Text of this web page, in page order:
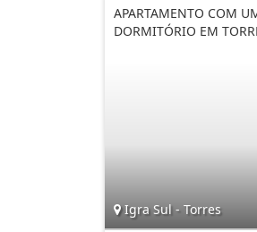
APARTAMENTO COM
DORMITÓRIO EM
Igra Sul - Torres